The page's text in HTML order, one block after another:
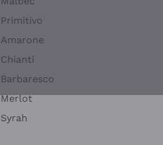
Primitivo
Amarone
Chianti
Barbaresco
Merlot
Syrah